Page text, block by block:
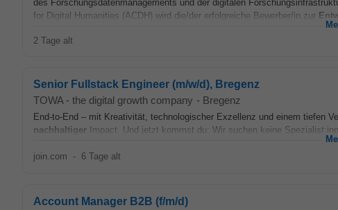
des Forschungsdatenmanagements und der digitalen
for Digital Humanities (ACDH) wird die/der erfolgreiche Bewerber/in zur
2 Tage alt
Senior Fullstack Engineer (m/w/d), Bregenz
TOWA - the digital growth company - Bregenz
End-to-End – mit Kreativität, technologischer Exzellenz und einem tiefen
nachhaltiger Impact. Und jetzt kommst du: Wir suchen keine
join.com - 6 Tage alt
Account Manager B2B (f/m/d)